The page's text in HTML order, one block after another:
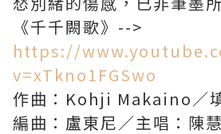
《千千闕歌》-->
https://
v=xTkno1FGSwo
作曲：Kohji Makaino／
編曲：盧東尼／主唱：陳